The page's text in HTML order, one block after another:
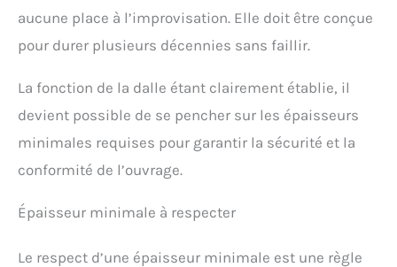
aucune place à l’improvisation. Elle doit être conçue
pour durer plusieurs décennies sans faillir.
La fonction de la dalle étant clairement établie, il
devient possible de se pencher sur les épaisseurs
minimales requises pour garantir la sécurité et la
conformité de l’ouvrage.
Épaisseur minimale à respecter
Le respect d’une épaisseur minimale est une règle